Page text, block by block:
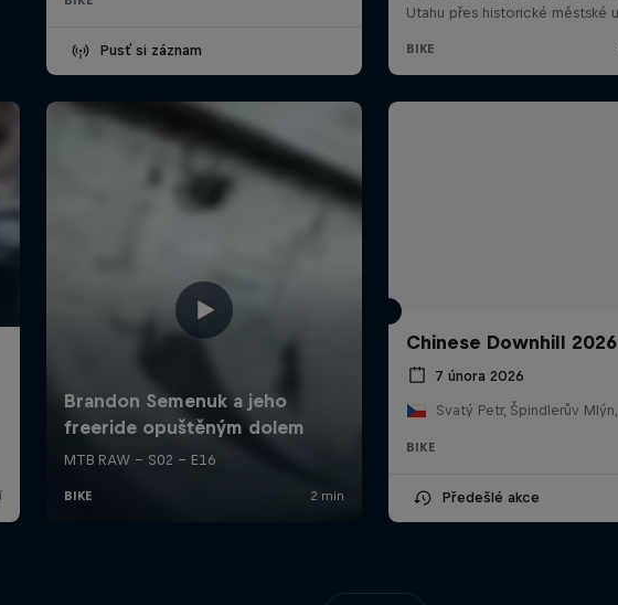
Pusť si záznam
Chinese Downhill 2026
7 února 2026
BIKE
Předešlé akce